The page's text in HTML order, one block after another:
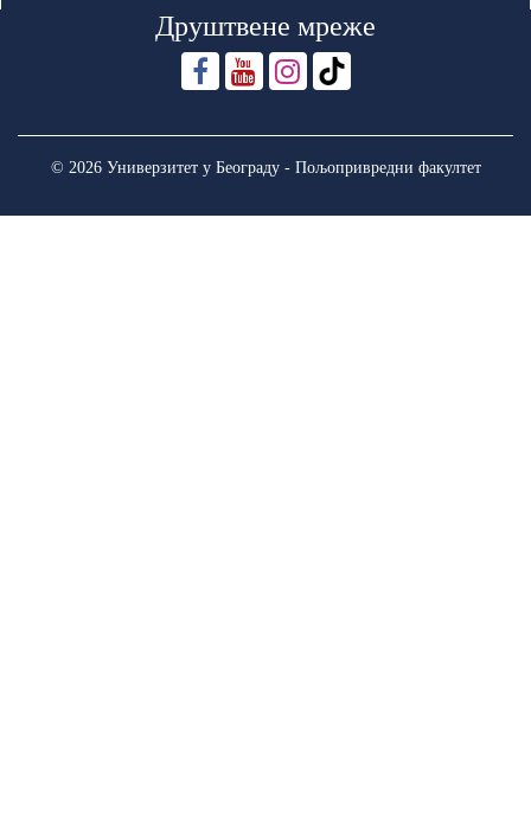
Друштвене мреже
© 2026 Универзитет у Београду - Пољопривредни факултет